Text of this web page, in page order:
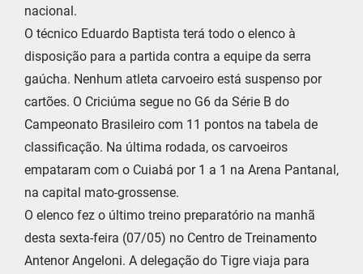
nacional.
O técnico Eduardo Baptista terá todo o elenco à
disposição para a partida contra a equipe da serra
gaúcha. Nenhum atleta carvoeiro está suspenso por
cartões. O Criciúma segue no G6 da Série B do
Campeonato Brasileiro com 11 pontos na tabela de
classificação. Na última rodada, os carvoeiros
empataram com o Cuiabá por 1 a 1 na Arena Pantanal,
na capital mato-grossense.
O elenco fez o último treino preparatório na manhã
desta sexta-feira (07/05) no Centro de Treinamento
Antenor Angeloni. A delegação do Tigre viaja para